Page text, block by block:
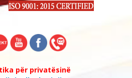
për privatësinë